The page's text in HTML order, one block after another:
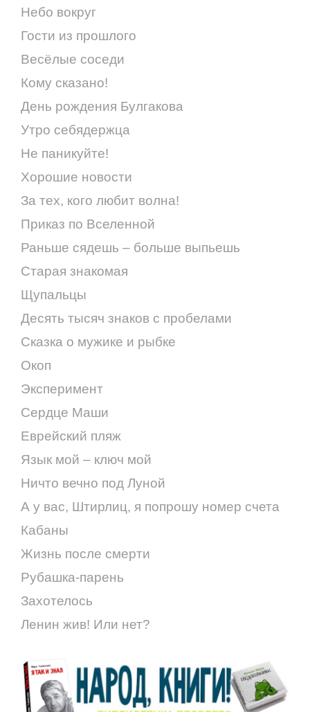
Небо вокруг
Гости из прошлого
Весёлые соседи
Кому сказано!
День рождения Булгакова
Утро себядержца
Не паникуйте!
Хорошие новости
За тех, кого любит волна!
Приказ по Вселенной
Раньше сядешь – больше выпьешь
Старая знакомая
Щупальцы
Десять тысяч знаков с пробелами
Сказка о мужике и рыбке
Окоп
Эксперимент
Сердце Маши
Еврейский пляж
Язык мой – ключ мой
Ничто вечно под Луной
А у вас, Штирлиц, я попрошу номер счета
Кабаны
Жизнь после смерти
Рубашка-парень
Захотелось
Ленин жив! Или нет?